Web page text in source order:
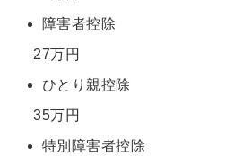
障害者控除
27万円
ひとり親控除
35万円
特別障害者控除